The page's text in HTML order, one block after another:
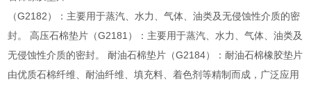
（G2182）：主要用于蒸汽、水力、气体、油类及无侵蚀性介质的密
封。 高压石棉垫片（G2181）：主要用于蒸汽、水力、气体、油类及
无侵蚀性介质的密封。 耐油石棉垫片（G2184）：耐油石棉橡胶垫片
由优质石棉纤维、耐油纤维、填充料、着色剂等精制而成，广泛应用